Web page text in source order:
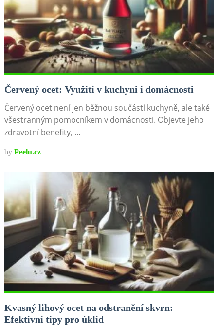
Červený ocet: Využití v kuchyni i domácnosti
Červený ocet není jen běžnou součástí kuchyně, ale také
všestranným pomocníkem v domácnosti. Objevte jeho
zdravotní benefity, …
by Peelu.cz
Kvasný lihový ocet na odstranění skvrn:
Efektivní tipy pro úklid